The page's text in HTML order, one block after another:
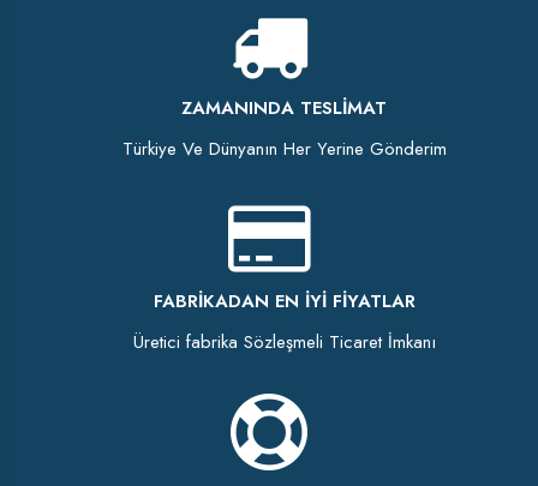
ZAMANINDA TESLIMAT
Türkiye Ve Dünyanın Her Yerine Gönderim
FABRIKADAN EN İYI FIYATLAR
Üretici fabrika Sözleşmeli Ticaret İmkanı